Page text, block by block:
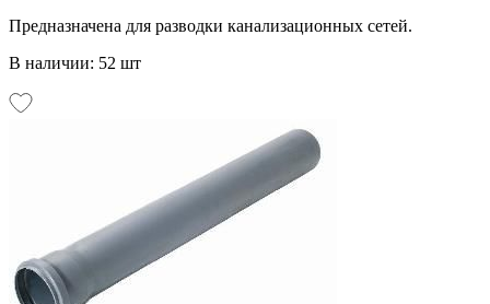
Предназначена для разводки канализационных сетей.
В наличии: 52 шт